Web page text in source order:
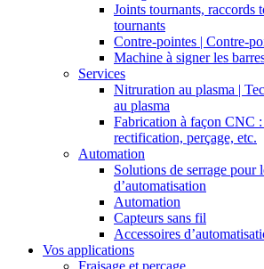
Joints tournants, raccords
tournants
Contre-pointes | Contre-
Machine à signer les
Services
Nitruration au plasma |
au plasma
Fabrication à façon CNC :
rectification, perçage, etc.
Automation
Solutions de serrage pour
d’automatisation
Automation
Capteurs sans fil
Accessoires
Vos applications
Fraisage et perçage